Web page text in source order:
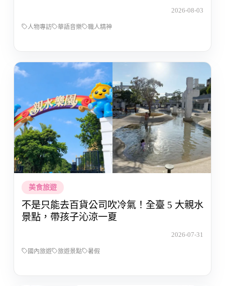
2026-08-03
人物專訪 華語音樂 職人精神
美食旅遊
不是只能去百貨公司吹冷氣！全臺 5 大親水
景點，帶孩子沁涼一夏
2026-07-31
國內旅遊 旅遊景點 暑假